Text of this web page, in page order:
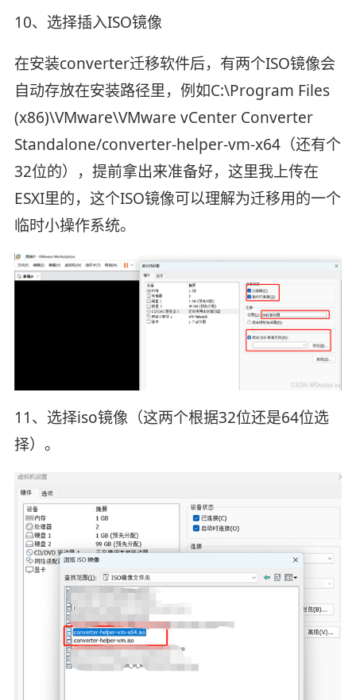
10、选择插入ISO镜像
在安装converter迁移软件后，有两个ISO镜像会
自动存放在安装路径里，例如C:\Program Files
(x86)\VMware\VMware vCenter Converter
Standalone/converter-helper-vm-x64（还有个
32位的），提前拿出来准备好，这里我上传在
ESXI里的，这个ISO镜像可以理解为迁移用的一个
临时小操作系统。
11、选择iso镜像（这两个根据32位还是64位选
择）。